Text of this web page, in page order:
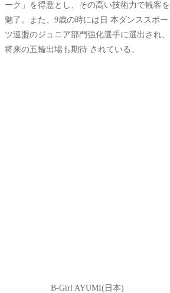
ーク」を得意とし、その高い技術力で観客を
魅了。また、9歳の時には日 本ダンススポー
ツ連盟のジュニア部門強化選手に選出され、
将来の五輪出場も期待 されている。
B-Girl AYUMI(日本)